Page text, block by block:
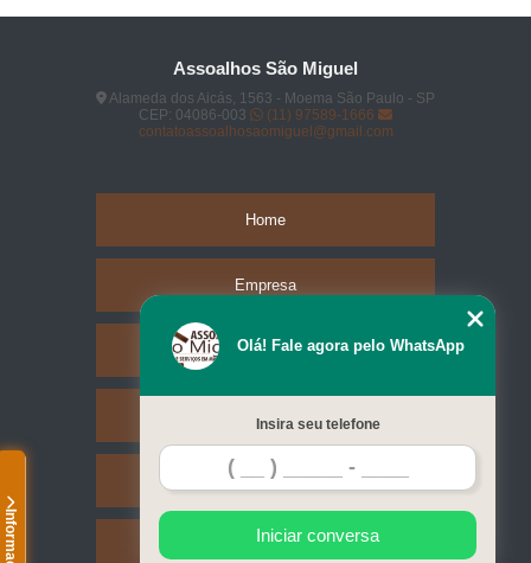
Assoalhos São Miguel
Alameda dos Aicás, 1563 - Moema São Paulo - SP
CEP: 04086-003
(11) 97589-1666
contatoassoalhosaomiguel@gmail.com
Home
Empresa
Missão
Serviços
Contato
Mapa do site
Olá! Fale agora pelo WhatsApp
Insira seu telefone
Iniciar conversa